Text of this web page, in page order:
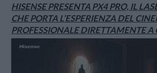
HISENSE PRESENTA PX4 PRO, IL
CHE PORTA L’ESPERIENZA DEL
PROFESSIONALE DIRETTAMENTE A